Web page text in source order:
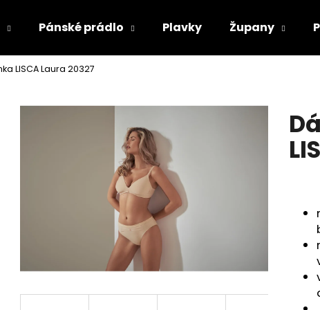
Pánské prádlo Plavky Župany
LISCA Laura 20327
Co potřebujete najít?
Doporučujeme